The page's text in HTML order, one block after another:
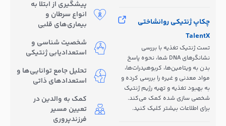
پیشگیری از ابتلا به
انواع سرطان و
بیماری‌های قلبی
شخصیت شناسی و
استعدادیابی ژنتیکی
تحلیل جامع توانایی‌ها و
استعدادهای ذاتی
کمک به والدین در
تعیین مسیر
فرزندپروری
چکاپ ژنتیکی روانشاختی
TalentX
تست ژنتیک تغذیه با بررسی
نشانگرهای DNA شما، نحوه پاسخ
بدن به ویتامین‌ها، کربوهیدرات‌ها،
مواد معدنی و غیره را بررسی کرده و
به بهبود تغذیه و تهیه رژیم ژنتیک
شخصی سازی شده کمک می‌کند.
برای اطلاعات بیشتر کلیک کنید.